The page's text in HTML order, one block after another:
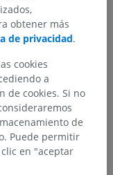
>
central>
>
obtener más
de privacidad.
cookies
a
de cookies. Si no
de
Puede permitir
en "aceptar